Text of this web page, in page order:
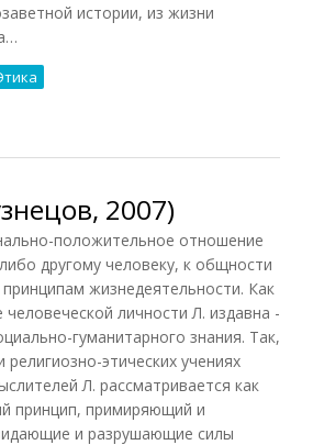
истории, из жизни
2007)
положительное отношение
другому человеку, к общности
жизнедеятельности. Как
личности Л. издавна -
гуманитарного знания. Так,
этических учениях
Л. рассматривается как
принцип, примиряющий и
и разрушающие силы